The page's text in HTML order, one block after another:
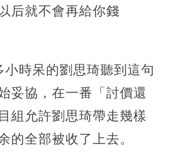
后就不會再給你錢
小時呆的劉思琦聽到這句
妥協，在一番「討價還
組允許劉思琦帶走幾樣
的全部被收了上去。